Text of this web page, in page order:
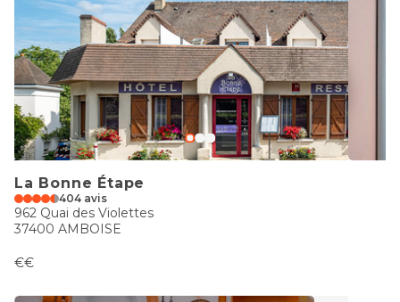
La Bonne Étape
404 avis
962 Quai des Violettes
37400 AMBOISE
€€